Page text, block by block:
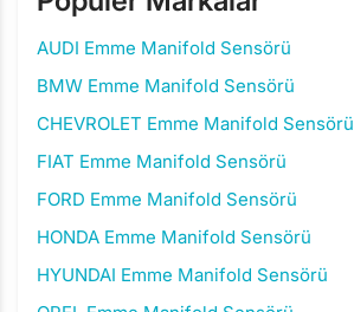
AUDI Emme Manifold Sensörü
BMW Emme Manifold Sensörü
CHEVROLET Emme Manifold Sensörü
FIAT Emme Manifold Sensörü
FORD Emme Manifold Sensörü
HONDA Emme Manifold Sensörü
HYUNDAI Emme Manifold Sensörü